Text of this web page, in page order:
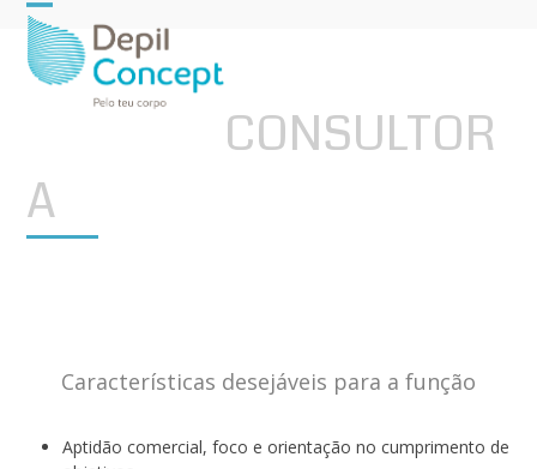
Open
mobile
menu
Close
mobile
menu
CONSULTOR
A
Características desejáveis para a função
Aptidão comercial, foco e orientação no cumprimento de